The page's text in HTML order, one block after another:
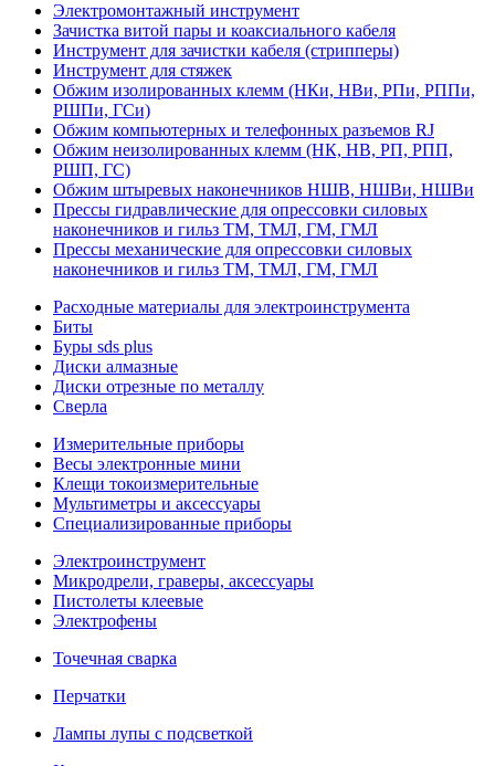
Электромонтажный инструмент
Зачистка витой пары и коаксиального кабеля
Инструмент для зачистки кабеля (стрипперы)
Инструмент для стяжек
Обжим изолированных клемм (НКи, НВи, РПи, РППи,
РШПи, ГСи)
Обжим компьютерных и телефонных разъемов RJ
Обжим неизолированных клемм (НК, НВ, РП, РПП,
РШП, ГС)
Обжим штыревых наконечников НШВ, НШВи, НШВи
Прессы гидравлические для опрессовки силовых
наконечников и гильз ТМ, ТМЛ, ГМ, ГМЛ
Прессы механические для опрессовки силовых
наконечников и гильз ТМ, ТМЛ, ГМ, ГМЛ
Расходные материалы для электроинструмента
Биты
Буры sds plus
Диски алмазные
Диски отрезные по металлу
Сверла
Измерительные приборы
Весы электронные мини
Клещи токоизмерительные
Мультиметры и аксессуары
Специализированные приборы
Электроинструмент
Микродрели, граверы, аксессуары
Пистолеты клеевые
Электрофены
Точечная сварка
Перчатки
Лампы лупы с подсветкой